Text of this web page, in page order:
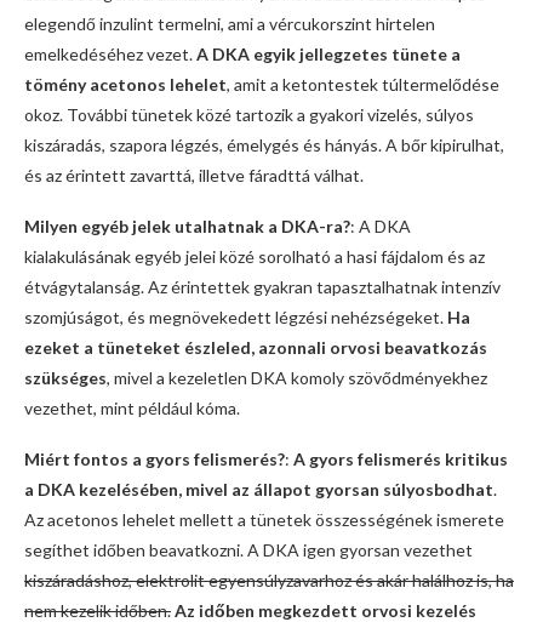
elegendő inzulint termelni, ami a vércukorszint hirtelen
emelkedéséhez vezet.A DKA egyik jellegzetes tünete a
tömény acetonos lehelet, amit a ketontestek túltermelődése
okoz. További tünetek közé tartozik a gyakori vizelés, súlyos
kiszáradás, szapora légzés, émelygés és hányás. A bőr kipirulhat,
és az érintett zavarttá, illetve fáradttá válhat.
Milyen egyéb jelek utalhatnak a DKA-ra?: A DKA
kialakulásának egyéb jelei közé sorolható a hasi fájdalom és az
étvágytalanság. Az érintettek gyakran tapasztalhatnak intenzív
szomjúságot, és megnövekedett légzési nehézségeket. Ha
ezeket a tüneteket észleled, azonnali orvosi beavatkozás
szükséges, mivel a kezeletlen DKA komoly szövődményekhez
vezethet, mint például kóma.
Miért fontos a gyors felismerés?: A gyors felismerés kritikus
a DKA kezelésében, mivel az állapot gyorsan súlyosbodhat.
Az acetonos lehelet mellett a tünetek összességének ismerete
segíthet időben beavatkozni. A DKA igen gyorsan vezethet
kiszáradáshoz, elektrolit egyensúlyzavarhoz és akár halálhoz is, ha
nem kezelik időben.Az időben megkezdett orvosi kezelés